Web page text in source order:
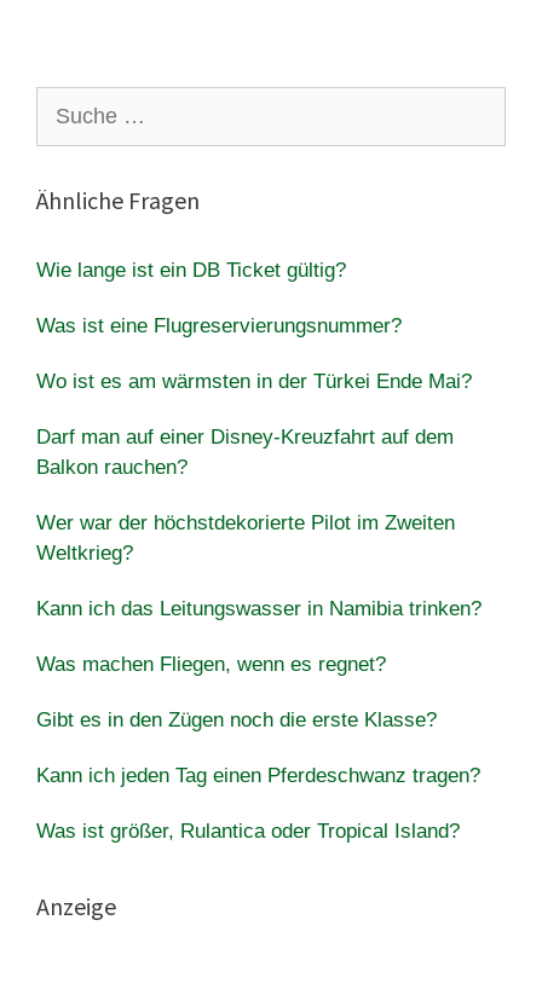
nach:
Ähnliche Fragen
Wie lange ist ein DB Ticket gültig?
Was ist eine Flugreservierungsnummer?
Wo ist es am wärmsten in der Türkei Ende Mai?
Darf man auf einer Disney-Kreuzfahrt auf dem
Balkon rauchen?
Wer war der höchstdekorierte Pilot im Zweiten
Weltkrieg?
Kann ich das Leitungswasser in Namibia trinken?
Was machen Fliegen, wenn es regnet?
Gibt es in den Zügen noch die erste Klasse?
Kann ich jeden Tag einen Pferdeschwanz tragen?
Was ist größer, Rulantica oder Tropical Island?
Anzeige